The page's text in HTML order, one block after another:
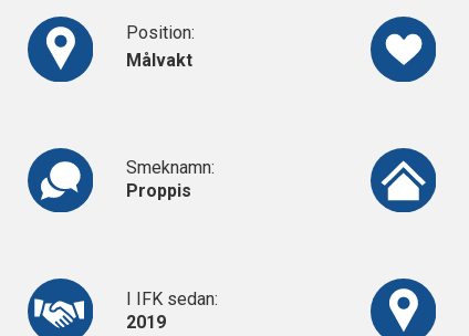
Position:
Målvakt
Smeknamn:
Proppis
I IFK sedan:
2019